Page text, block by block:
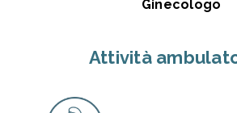
Ginecologo
Attività